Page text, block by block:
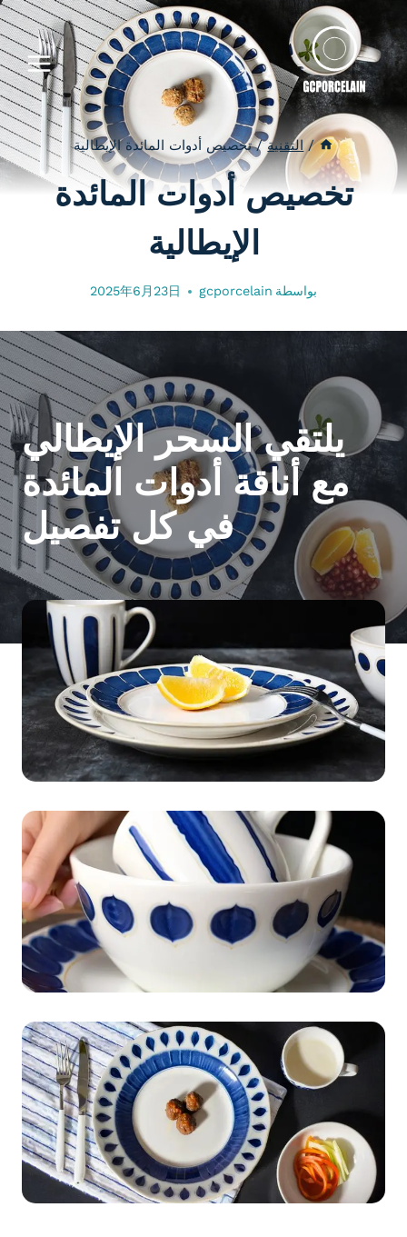
إلى
المحتوى
/ التقنية / تخصيص أدوات المائدة الإيطالية
تخصيص أدوات المائدة
الإيطالية
بواسطة gcporcelain
2025年6月23日
يلتقي السحر الإيطالي
مع أناقة أدوات المائدة
في كل تفصيل